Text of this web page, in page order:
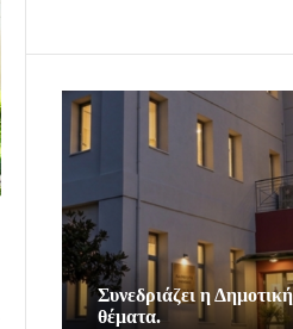
Συνεδριάζει η
θέματα.